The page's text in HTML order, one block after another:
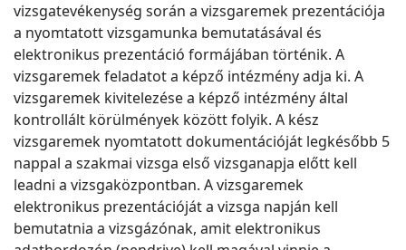
vizsgatevékenység során a vizsgaremek prezentációja
a nyomtatott vizsgamunka bemutatásával és
elektronikus prezentáció formájában történik. A
vizsgaremek feladatot a képző intézmény adja ki. A
vizsgaremek kivitelezése a képző intézmény által
kontrollált körülmények között folyik. A kész
vizsgaremek nyomtatott dokumentációját legkésőbb 5
nappal a szakmai vizsga első vizsganapja előtt kell
leadni a vizsgaközpontban. A vizsgaremek
elektronikus prezentációját a vizsga napján kell
bemutatnia a vizsgázónak, amit elektronikus